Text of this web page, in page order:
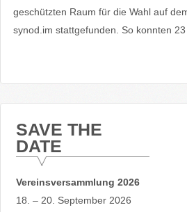
geschützten Raum für die Wahl auf
synod.im stattgefunden. So konnten
SAVE THE
DATE
Vereinsversammlung 2026
18. – 20. September 2026